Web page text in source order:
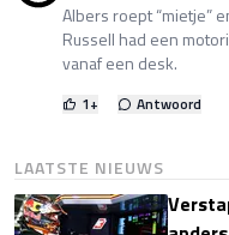
Albers roept “mietje”
Russell had een
vanaf een desk.
1+ Antwoord
LAATSTE NIEUWS